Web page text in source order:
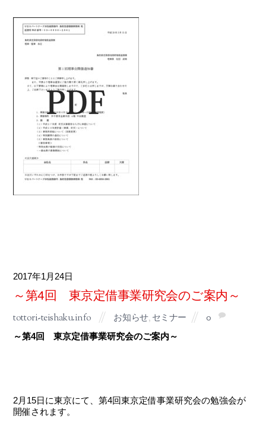
24
1月
2017
～第4回 東京定借事業研究会のご案内～
tottori-teishaku.info お知らせ,セミナー 0
～第4回 東京定借事業研究会のご案内～
2月15日に東京にて、第4回東京定借事業研究会の勉強会が
開催されます。